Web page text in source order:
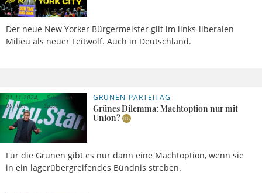
Der neue New Yorker Bürgermeister gilt im links-liberalen
Milieu als neuer Leitwolf. Auch in Deutschland.
GRÜNEN-PARTEITAG
Grünes Dilemma: Machtoption nur mit
Union?
Für die Grünen gibt es nur dann eine Machtoption, wenn sie
in ein lagerübergreifendes Bündnis streben.
21.11.2024,
09 Uhr
Sebastian
Sasse